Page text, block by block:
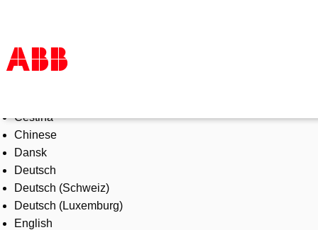
Products & Solutions
Industries
Services
About us
Where to buy
Contact us
Careers
Čeština
Chinese
Dansk
Deutsch
Deutsch (Schweiz)
Deutsch (Luxemburg)
English